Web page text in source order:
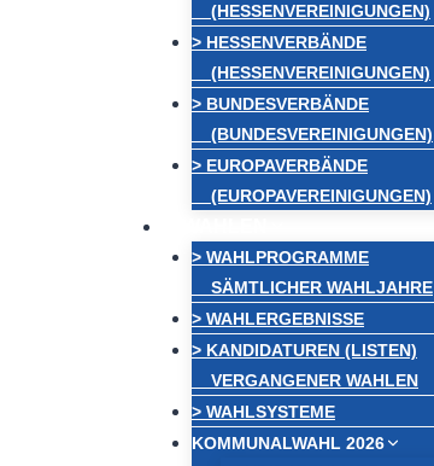
(HESSENVEREINIGUNGEN)
> HESSENVERBÄNDE
(HESSENVEREINIGUNGEN)
> BUNDESVERBÄNDE
(BUNDESVEREINIGUNGEN)
> EUROPAVERBÄNDE
(EUROPAVEREINIGUNGEN)
> WAHLPROGRAMME
SÄMTLICHER WAHLJAHRE
> WAHLERGEBNISSE
> KANDIDATUREN (LISTEN)
VERGANGENER WAHLEN
> WAHLSYSTEME
KOMMUNALWAHL 2026